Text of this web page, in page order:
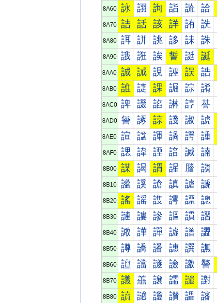
8A60 詠 詡 詢 詣 詤 詥
8A70 詰 話 該 詳 詴 詵
8A80 誀 誁 誂 誃 誄 誅
8A90 誐 誑 誒 誓 誔 誕
8AA0 誠 誡 誢 誣 誤 誥
8AB0 誰 誱 課 誳 誴 誵
8AC0 諀 諁 諂 諃 諄 諅
8AD0 諐 諑 諒 諓 諔 諕
8AE0 諠 諡 諢 諣 諤 諥
8AF0 諰 諱 諲 諳 諴 諵
8B00 謀 謁 謂 謃 謄 謅
8B10 謐 謑 謒 謓 謔 謕
8B20 謠 謡 謢 謣 謤 謥
8B30 謰 謱 謲 謳 謴 謵
8B40 譀 譁 譂 譃 譄 譅
8B50 譐 譑 譒 譓 譔 譕
8B60 譠 譡 譢 譣 譤 譥
8B70 議 譱 譲 譳 譴 譵
8B80 讀 讁 讂 讃 讄 讅